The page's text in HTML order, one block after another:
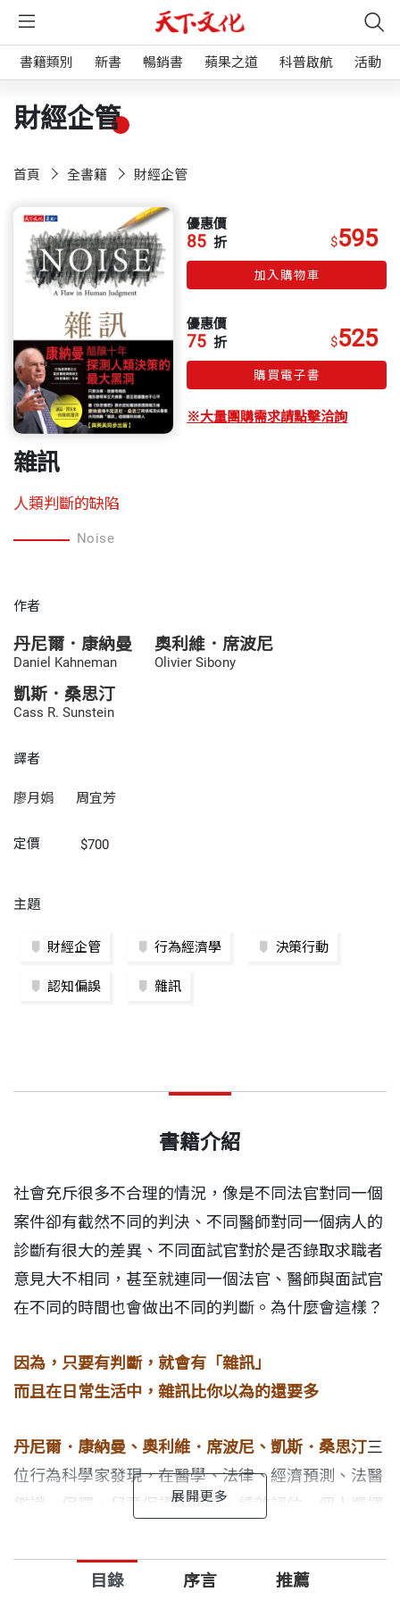
書籍類別 新書 暢銷書 蘋果之道 科普啟航 活動
財經企管
首頁 全書籍 財經企管
優惠價
85 折 $595
加入購物車
優惠價
75 折 $525
購買電子書
※大量團購需求請點擊洽詢
雜訊
人類判斷的缺陷
Noise
作者
丹尼爾．康納曼
Daniel Kahneman
奧利維．席波尼
Olivier Sibony
凱斯．桑思汀
Cass R. Sunstein
譯者
廖月娟 周宜芳
定價 $700
主題
財經企管 行為經濟學 決策行動
認知偏誤 雜訊
書籍介紹
社會充斥很多不合理的情況，像是不同法官對同一個
案件卻有截然不同的判決、不同醫師對同一個病人的
診斷有很大的差異、不同面試官對於是否錄取求職者
意見大不相同，甚至就連同一個法官、醫師與面試官
在不同的時間也會做出不同的判斷。為什麼會這樣？
因為，只要有判斷，就會有「雜訊」
而且在日常生活中，雜訊比你以為的還要多
丹尼爾．康納曼、奧利維．席波尼、凱斯．桑思汀三
位行為科學家發現，在醫學、法律、經濟預測、法醫
鑑識、保釋、兒童保護、策略、績效評估、個人選擇
識到這個問題，結果是付出高昂的代價、公共安全與
衛生受到影響、社會還會出現極端不公平的情況。
目錄 序言 推薦